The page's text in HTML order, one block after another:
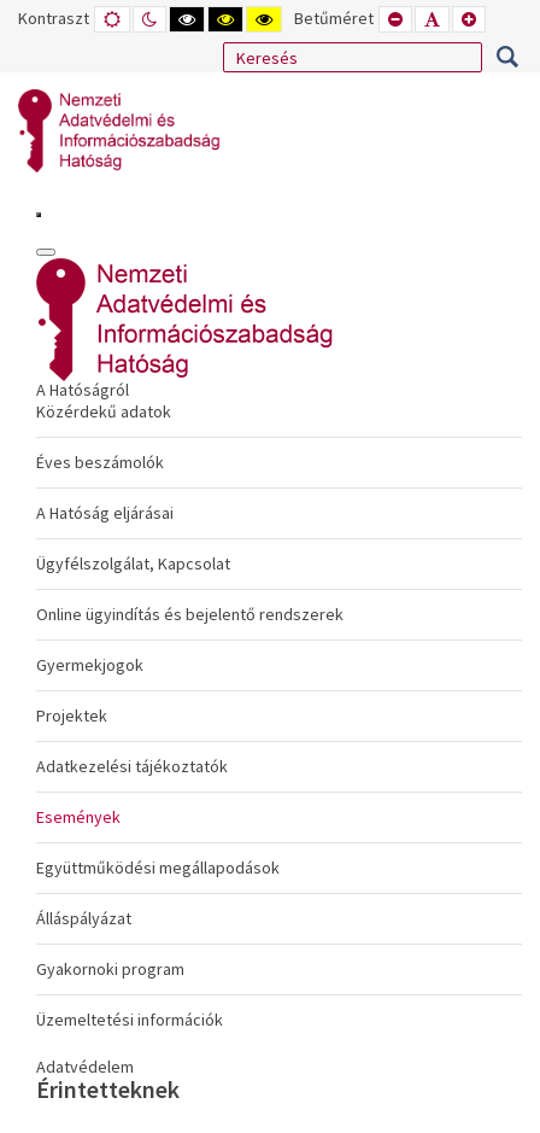
Kontraszt ALAPÉRTELMEZETT
MÓD
ÉJSZAKAI
MÓD
NAGY
KONTRASZTÚ
FEKETE-
FEHÉR
NAGY
KONTRASZTÚ
FEKETE
SÁRGA
NAGY
KONTRASZTÚ
SÁRGA
FEKETE
Betűméret KISEBB
BETŰTÍPUS
BEÁLLÍTÁSA
BETŰMÉRET
BEÁLLÍTÁSA
A Hatóságról
Közérdekű adatok
Éves beszámolók
A Hatóság eljárásai
Ügyfélszolgálat, Kapcsolat
Online ügyindítás és bejelentő rendszerek
Gyermekjogok
Projektek
Adatkezelési tájékoztatók
Események
Együttműködési megállapodások
Álláspályázat
Gyakornoki program
Üzemeltetési információk
Adatvédelem
Érintetteknek